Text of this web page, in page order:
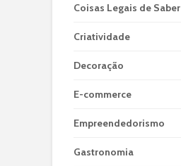
Coisas Legais de Saber
Criatividade
Decoração
E-commerce
Empreendedorismo
Gastronomia